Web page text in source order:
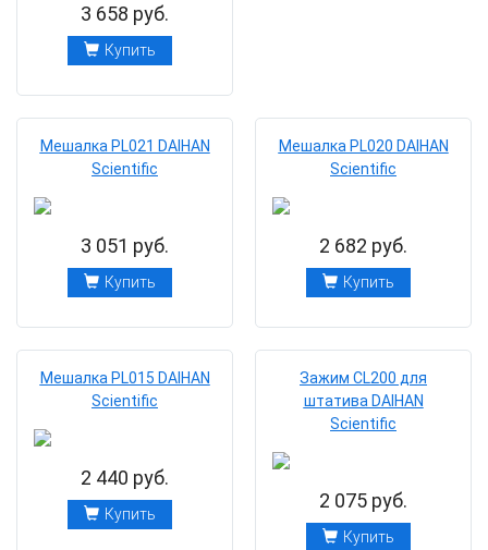
3 658 руб.
Купить
Мешалка PL021 DAIHAN
Scientific
3 051 руб.
Купить
Мешалка PL020 DAIHAN
Scientific
2 682 руб.
Купить
Мешалка PL015 DAIHAN
Scientific
2 440 руб.
Купить
Зажим CL200 для
штатива DAIHAN
Scientific
2 075 руб.
Купить